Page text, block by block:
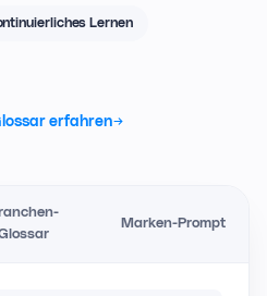
Lernen
erfahren
Marken-Prompt